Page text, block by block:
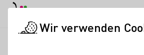
Wir verwenden